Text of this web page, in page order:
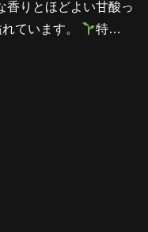
香りとほどよい甘酸っ
ています。
特…